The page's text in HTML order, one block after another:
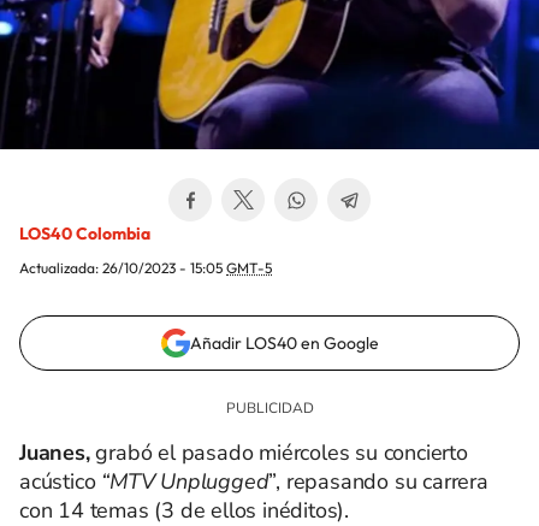
LOS40 Colombia
Actualizada: 26/10/2023 - 15:05 GMT-5
Añadir LOS40 en Google
Juanes,grabó el pasado miércoles su concierto
acústico “MTV Unplugged”, repasando su carrera
con 14 temas (3 de ellos inéditos).